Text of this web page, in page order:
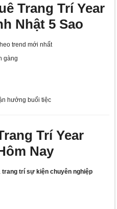
Trang Trí Year
Nhật 5 Sao
trend mới nhất
gàng
hưởng buổi tiệc
Trí Year
Nay
trang trí sự kiện chuyên nghiệp